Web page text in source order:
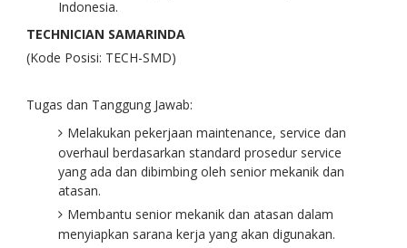
Indonesia.
TECHNICIAN SAMARINDA
(Kode Posisi: TECH-SMD)
Tugas dan Tanggung Jawab:
Melakukan pekerjaan maintenance, service dan
overhaul berdasarkan standard prosedur service
yang ada dan dibimbing oleh senior mekanik dan
atasan.
Membantu senior mekanik dan atasan dalam
menyiapkan sarana kerja yang akan digunakan.